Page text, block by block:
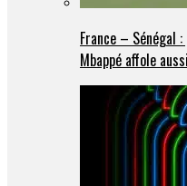
France – Sénégal
Mbappé affole